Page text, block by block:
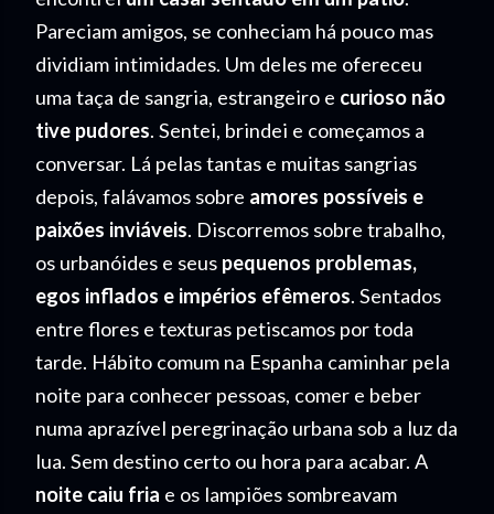
Pareciam amigos, se conheciam há pouco mas
dividiam intimidades. Um deles me ofereceu
uma taça de sangria, estrangeiro e curioso não
tive pudores. Sentei, brindei e começamos a
conversar. Lá pelas tantas e muitas sangrias
depois, falávamos sobre amores possíveis e
paixões inviáveis. Discorremos sobre trabalho,
os urbanóides e seus pequenos problemas,
egos inflados e impérios efêmeros. Sentados
entre flores e texturas petiscamos por toda
tarde. Hábito comum na Espanha caminhar pela
noite para conhecer pessoas, comer e beber
numa aprazível peregrinação urbana sob a luz da
lua. Sem destino certo ou hora para acabar. A
noite caiu fria e os lampiões sombreavam